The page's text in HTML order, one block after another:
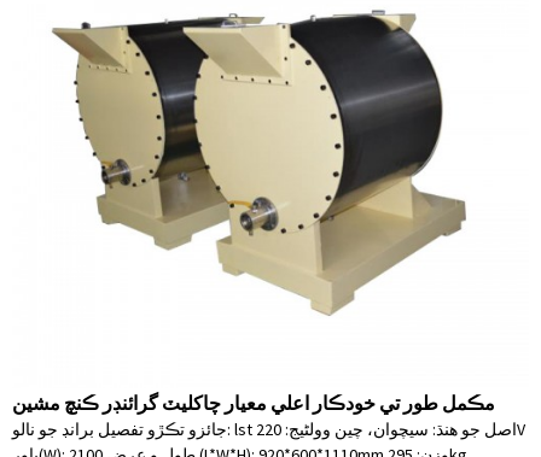
مڪمل طور تي خودڪار اعلي معيار چاکليٽ گرائنڊر ڪنچ مشين
جائزو تڪڙو تفصيل برانڊ جو نالو: lst اصل جو هنڌ: سيچوان، چين وولٹیج: 220V